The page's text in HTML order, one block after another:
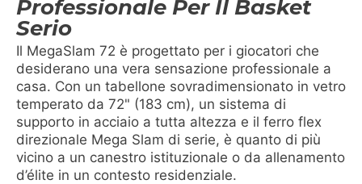
Professionale Per Il Basket
Serio
Il MegaSlam 72 è progettato per i giocatori che
desiderano una vera sensazione professionale a
casa. Con un tabellone sovradimensionato in vetro
temperato da 72" (183 cm), un sistema di
supporto in acciaio a tutta altezza e il ferro flex
direzionale Mega Slam di serie, è quanto di più
vicino a un canestro istituzionale o da allenamento
d’élite in un contesto residenziale.